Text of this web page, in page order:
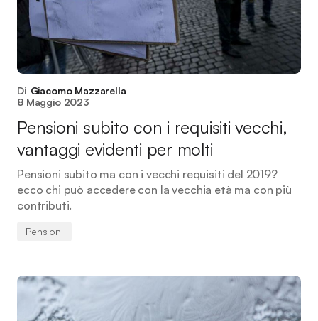
Di Giacomo Mazzarella
8 Maggio 2023
Pensioni subito con i requisiti vecchi,
vantaggi evidenti per molti
Pensioni subito ma con i vecchi requisiti del 2019?
ecco chi può accedere con la vecchia età ma con più
contributi.
Pensioni